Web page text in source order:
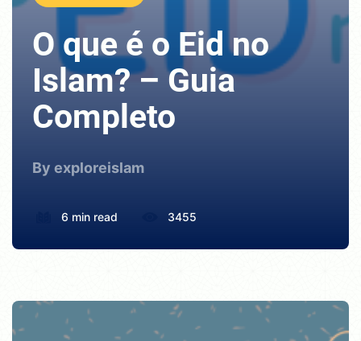
O que é o Eid no
Islam? – Guia
Completo
By exploreislam
6 min read 3455